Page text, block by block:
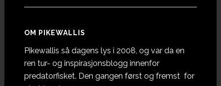
OM PIKEWALLIS
Pikewallis så dagens lys i 2008, og var da en
ren tur- og inspirasjonsblogg innenfor
predatorfisket. Den gangen først og fremst for